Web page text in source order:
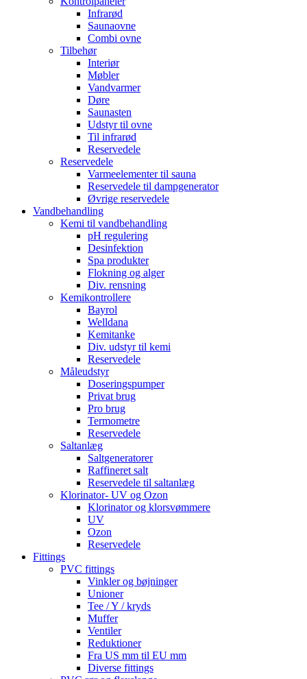
Infrarød
Saunaovne
Combi ovne
Tilbehør
Interiør
Møbler
Vandvarmer
Døre
Saunasten
Udstyr til ovne
Til infrarød
Reservedele
Reservedele
Varmeelementer til sauna
Reservedele til dampgenerator
Øvrige reservedele
Vandbehandling
Kemi til vandbehandling
pH regulering
Desinfektion
Spa produkter
Flokning og alger
Div. rensning
Kemikontrollere
Bayrol
Welldana
Kemitanke
Div. udstyr til kemi
Reservedele
Måleudstyr
Doseringspumper
Privat brug
Pro brug
Termometre
Reservedele
Saltanlæg
Saltgeneratorer
Raffineret salt
Reservedele til saltanlæg
Klorinator- UV og Ozon
Klorinator og klorsvømmere
UV
Ozon
Reservedele
Fittings
PVC fittings
Vinkler og bøjninger
Unioner
Tee / Y / kryds
Muffer
Ventiler
Reduktioner
Fra US mm til EU mm
Diverse fittings